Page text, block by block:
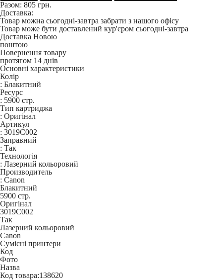
Разом: 805 грн.
Доставка:
Товар можна сьогодні-завтра забрати з нашого офісу
Товар може бути доставлений кур'єром сьогодні-завтра
Доставка Новою
поштою
Повернення товару
протягом 14 днів
Основні характеристики
Колір
: Блакитний
Ресурс
: 5900 стр.
Тип картриджа
: Оригінал
Артикул
: 3019C002
Заправний
: Так
Технологія
: Лазерний кольоровий
Производитель
: Canon
Блакитний
5900 стр.
Оригінал
3019C002
Так
Лазерний кольоровий
Canon
Сумісні принтери
Код
Фото
Назва
Код товара:138620